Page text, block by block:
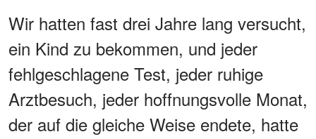
Wir hatten fast drei Jahre lang versucht,
ein Kind zu bekommen, und jeder
fehlgeschlagene Test, jeder ruhige
Arztbesuch, jeder hoffnungsvolle Monat,
der auf die gleiche Weise endete, hatte